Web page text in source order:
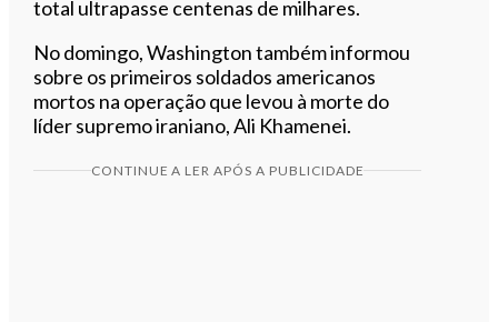
total ultrapasse centenas de milhares.
No domingo, Washington também informou
sobre os primeiros soldados americanos
mortos na operação que levou à morte do
líder supremo iraniano, Ali Khamenei.
CONTINUE A LER APÓS A PUBLICIDADE